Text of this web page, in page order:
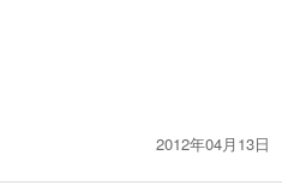
全部読めたらいいな2012年04月13日